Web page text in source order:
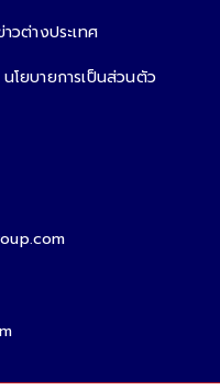
าวต่างประเทศ
นโยบายการเป็นส่วนตัว